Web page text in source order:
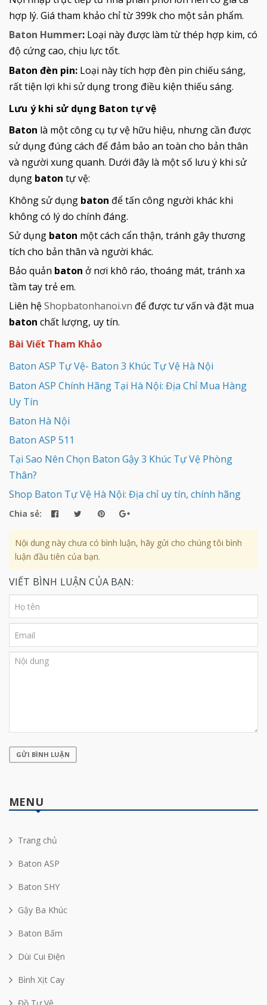
hợp lý. Giá tham khảo chỉ từ 399k cho một sản phẩm.
Baton Hummer: Loại này được làm từ thép hợp kim, có
độ cứng cao, chịu lực tốt.
Baton đèn pin: Loại này tích hợp đèn pin chiếu sáng,
rất tiện lợi khi sử dụng trong điều kiện thiếu sáng.
Lưu ý khi sử dụng Baton tự vệ
Baton là một công cụ tự vệ hữu hiệu, nhưng cần được
sử dụng đúng cách để đảm bảo an toàn cho bản thân
và người xung quanh. Dưới đây là một số lưu ý khi sử
dụng baton tự vệ:
Không sử dụng baton để tấn công người khác khi
không có lý do chính đáng.
Sử dụng baton một cách cẩn thận, tránh gây thương
tích cho bản thân và người khác.
Bảo quản baton ở nơi khô ráo, thoáng mát, tránh xa
tầm tay trẻ em.
Liên hệShopbatonhanoi.vn để được tư vấn và đặt mua
baton chất lượng, uy tín.
Bài Viết Tham Khảo
Baton ASP Tự Vệ- Baton 3 Khúc Tự Vệ Hà Nội
Baton ASP Chính Hãng Tại Hà Nội: Địa Chỉ Mua Hàng
Uy Tín
Baton Hà Nội
Baton ASP 511
Tại Sao Nên Chọn Baton Gậy 3 Khúc Tự Vệ Phòng
Thân?
Shop Baton Tự Vệ Hà Nội: Địa chỉ uy tín, chính hãng
Chia sẻ:
Nội dung này chưa có bình luận, hãy gửi cho chúng tôi bình
luận đầu tiên của bạn.
VIẾT BÌNH LUẬN CỦA BẠN:
GỬI BÌNH LUẬN
MENU
Trang chủ
Baton ASP
Baton SHY
Gậy Ba Khúc
Baton Bấm
Dùi Cui Điện
Bình Xịt Cay